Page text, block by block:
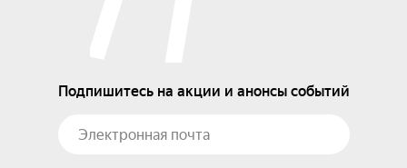
Подпишитесь на акции и анонсы событий